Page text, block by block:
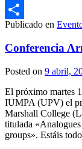
Email
Compartir
Publicado en
Conferencia
Posted on 9 abril,
El próximo martes
IUMPA (UPV) el
Marshall College
titulada
groups». Estáis